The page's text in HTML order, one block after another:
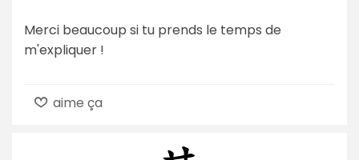
Merci beaucoup si tu prends le temps de
m'expliquer !
aime ça